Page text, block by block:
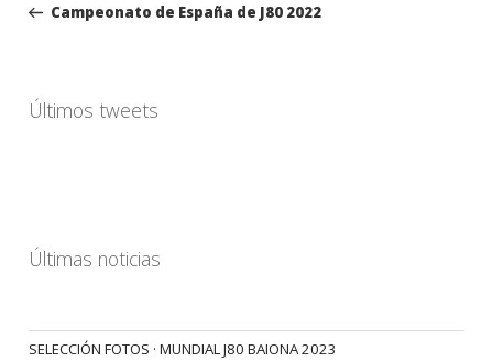
entradas
PostCampeonato de España de J80 2022
Últimos tweets
Últimas noticias
SELECCIÓN FOTOS · MUNDIAL J80 BAIONA 2023